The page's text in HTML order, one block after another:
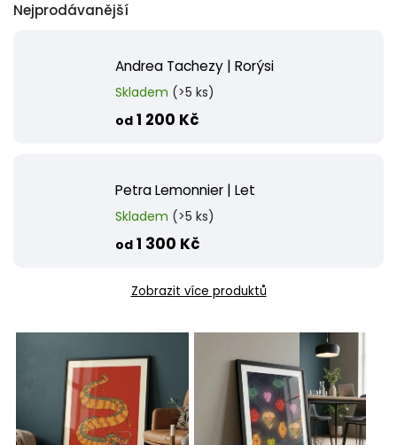
Nejprodávanější
Andrea Tachezy | Rorýsi
Skladem (>5 ks)
od 1 200 Kč
Petra Lemonnier | Let
Skladem (>5 ks)
od 1 300 Kč
Zobrazit více produktů